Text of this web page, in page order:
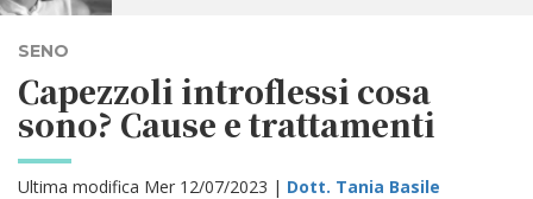
SENO
Capezzoli introflessi cosa
sono? Cause e trattamenti
Ultima modifica Mer 12/07/2023 | Dott. Tania Basile